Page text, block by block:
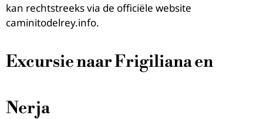
kan rechtstreeks via de officiële website
caminitodelrey.info.
Excursie naar Frigiliana en
Nerja